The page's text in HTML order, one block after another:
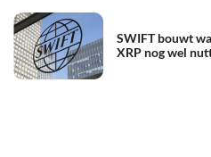
SWIFT bouwt
XRP nog wel